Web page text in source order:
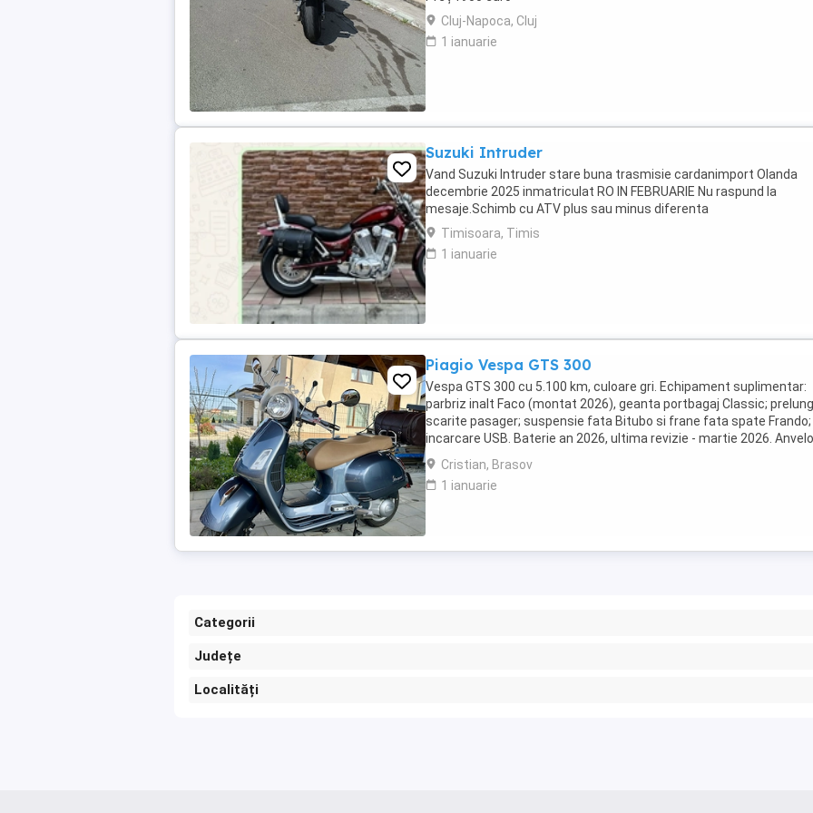
Cluj-Napoca, Cluj
1 ianuarie
Suzuki Intruder
Vand Suzuki Intruder stare buna trasmisie cardanimport Olanda
decembrie 2025 inmatriculat RO IN FEBRUARIE Nu raspund la
mesaje.Schimb cu ATV plus sau minus diferenta
Timisoara, Timis
1 ianuarie
Piagio Vespa GTS 300
Vespa GTS 300 cu 5.100 km, culoare gri. Echipament suplimentar:
parbriz inalt Faco (montat 2026), geanta portbagaj Classic;
scarite pasager; suspensie fata Bitubo si frane fata spate Frando;
incarcare USB. Baterie an 2026, ultima revizie - martie 2026.
2024. Itp valabil pana in ...
Cristian, Brasov
1 ianuarie
Categorii
Județe
Localități